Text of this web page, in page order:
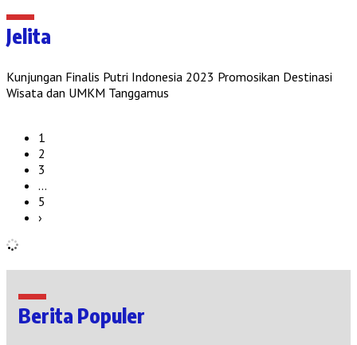
Jelita
Kunjungan Finalis Putri Indonesia 2023 Promosikan Destinasi
Wisata dan UMKM Tanggamus
1
2
3
…
5
›
Berita Populer